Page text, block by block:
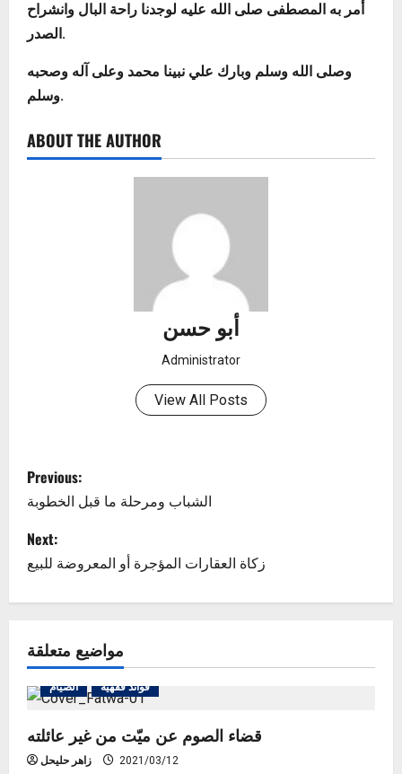
أمر به المصطفى صلى الله عليه لوجدنا راحة البال وانشراح
الصدر.
وصلى الله وسلم وبارك علي نبينا محمد وعلى آله وصحبه
وسلم.
ABOUT THE AUTHOR
أبو حسن
Administrator
View All Posts
P
o
s
t
a
v
i
Previous:
الشباب ومرحلة ما قبل الخطوبة
Next:
زكاة العقارات المؤجرة أو المعروضة للبيع
مواضيع متعلقة
الصيام فوائد فقهية
قضاء الصوم عن ميّت من غير عائلته
زاهر حليحل 2021/03/12